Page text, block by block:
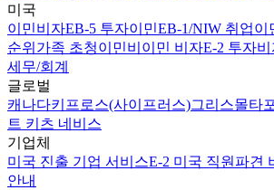
미국
이민비자EB-5 투자이민EB-1/NIW 취업이
순위 가족 초청이민비이민 비자E-2 투자
세무/회계
글로벌
캐나다키프로스(사이프러스)그리스몰타
트 키츠 네비스
기업체
미국 진출 기업 서비스E-2 미국 직원파견
안내